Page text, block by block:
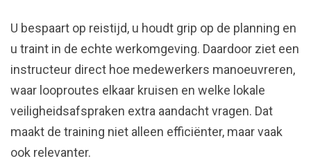
U bespaart op reistijd, u houdt grip op de planning en
u traint in de echte werkomgeving. Daardoor ziet een
instructeur direct hoe medewerkers manoeuvreren,
waar looproutes elkaar kruisen en welke lokale
veiligheidsafspraken extra aandacht vragen. Dat
maakt de training niet alleen efficiënter, maar vaak
ook relevanter.